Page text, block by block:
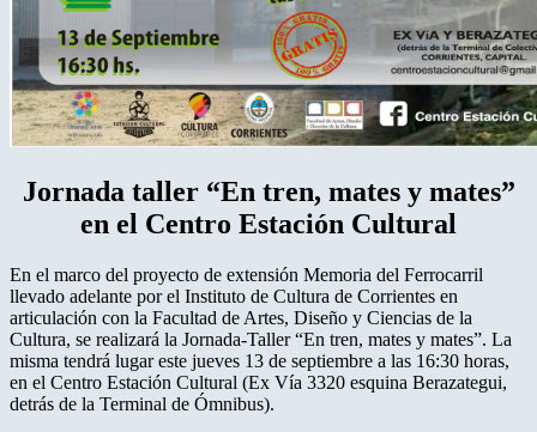
Jornada taller “En tren, mates y mates”
en el Centro Estación Cultural
En el marco del proyecto de extensión Memoria del Ferrocarril
llevado adelante por el Instituto de Cultura de Corrientes en
articulación con la Facultad de Artes, Diseño y Ciencias de la
Cultura, se realizará la Jornada-Taller “En tren, mates y mates”. La
misma tendrá lugar este jueves 13 de septiembre a las 16:30 horas,
en el Centro Estación Cultural (Ex Vía 3320 esquina Berazategui,
detrás de la Terminal de Ómnibus).